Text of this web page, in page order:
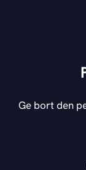
Ge bort den